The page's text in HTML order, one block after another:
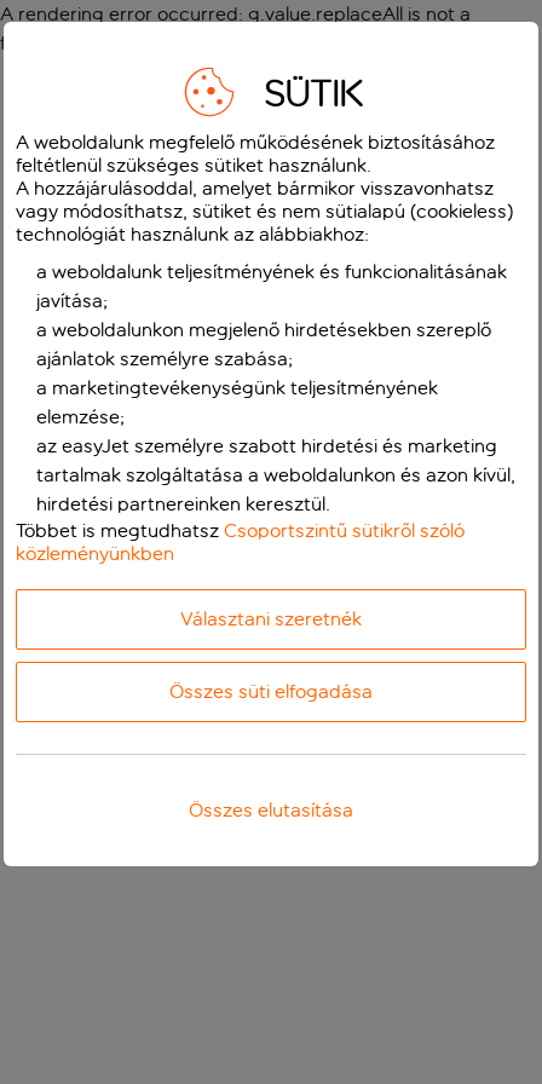
A rendering error occurred: g.value.replaceAll is not a
function
SÜTIK
A weboldalunk megfelelő működésének biztosításához
feltétlenül szükséges sütiket használunk.
A hozzájárulásoddal, amelyet bármikor visszavonhatsz
vagy módosíthatsz, sütiket és nem sütialapú (cookieless)
technológiát használunk az alábbiakhoz:
a weboldalunk teljesítményének és funkcionalitásának
javítása;
a weboldalunkon megjelenő hirdetésekben szereplő
ajánlatok személyre szabása;
a marketingtevékenységünk teljesítményének
elemzése;
az easyJet személyre szabott hirdetési és marketing
tartalmak szolgáltatása a weboldalunkon és azon kívül,
hirdetési partnereinken keresztül.
Többet is megtudhatszCsoportszintű sütikről szóló
közleményünkben
Választani szeretnék
Összes süti elfogadása
Összes elutasítása